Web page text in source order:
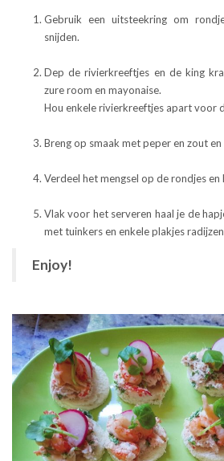
Gebruik een uitsteekring om
snijden.
Dep de rivierkreeftjes en de king
zure room en mayonaise.
Hou enkele rivierkreeftjes apart voor
Breng op smaak met peper en zout en
Verdeel het mengsel op de rondjes
Vlak voor het serveren haal je de
met tuinkers en enkele plakjes
Enjoy!